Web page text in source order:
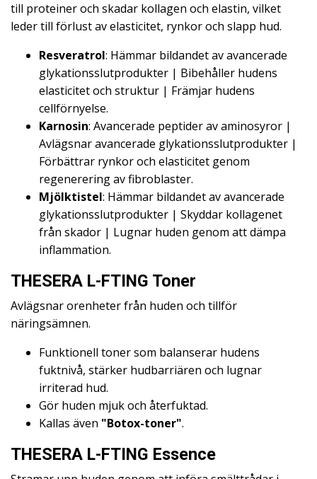
till proteiner och skadar kollagen och elastin, vilket
leder till förlust av elasticitet, rynkor och slapp hud.
Resveratrol: Hämmar bildandet av avancerade
glykationsslutprodukter | Bibehåller hudens
elasticitet och struktur | Främjar hudens
cellförnyelse.
Karnosin: Avancerade peptider av aminosyror |
Avlägsnar avancerade glykationsslutprodukter |
Förbättrar rynkor och elasticitet genom
regenerering av fibroblaster.
Mjölktistel: Hämmar bildandet av avancerade
glykationsslutprodukter | Skyddar kollagenet
från skador | Lugnar huden genom att dämpa
inflammation.
THESERA L-FTING Toner
Avlägsnar orenheter från huden och tillför
näringsämnen.
Funktionell toner som balanserar hudens
fuktnivå, stärker hudbarriären och lugnar
irriterad hud.
Gör huden mjuk och återfuktad.
Kallas även "Botox-toner".
THESERA L-FTING Essence